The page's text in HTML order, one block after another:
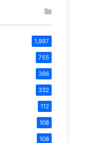
1,997
755
366
332
112
108
108